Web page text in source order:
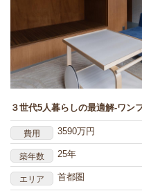
３世代5人暮らしの最適解-ワン
費用 3590万円
築年数 25年
エリア 首都圏